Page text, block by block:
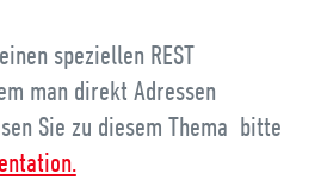
speziellen REST
man direkt Adressen
Sie zu diesem Thema bitte